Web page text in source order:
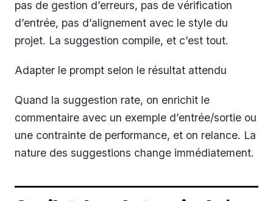
pas de gestion d’erreurs, pas de vérification
d’entrée, pas d’alignement avec le style du
projet. La suggestion compile, et c’est tout.
Adapter le prompt selon le résultat attendu
Quand la suggestion rate, on enrichit le
commentaire avec un exemple d’entrée/sortie ou
une contrainte de performance, et on relance. La
nature des suggestions change immédiatement.